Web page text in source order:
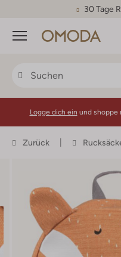
30 Tage
Menü
Logge dich ein und shoppe
Zurück